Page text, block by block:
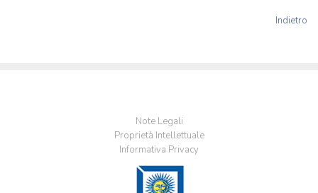
Indietro
Note Legali
Proprietà Intellettuale
Informativa Privacy